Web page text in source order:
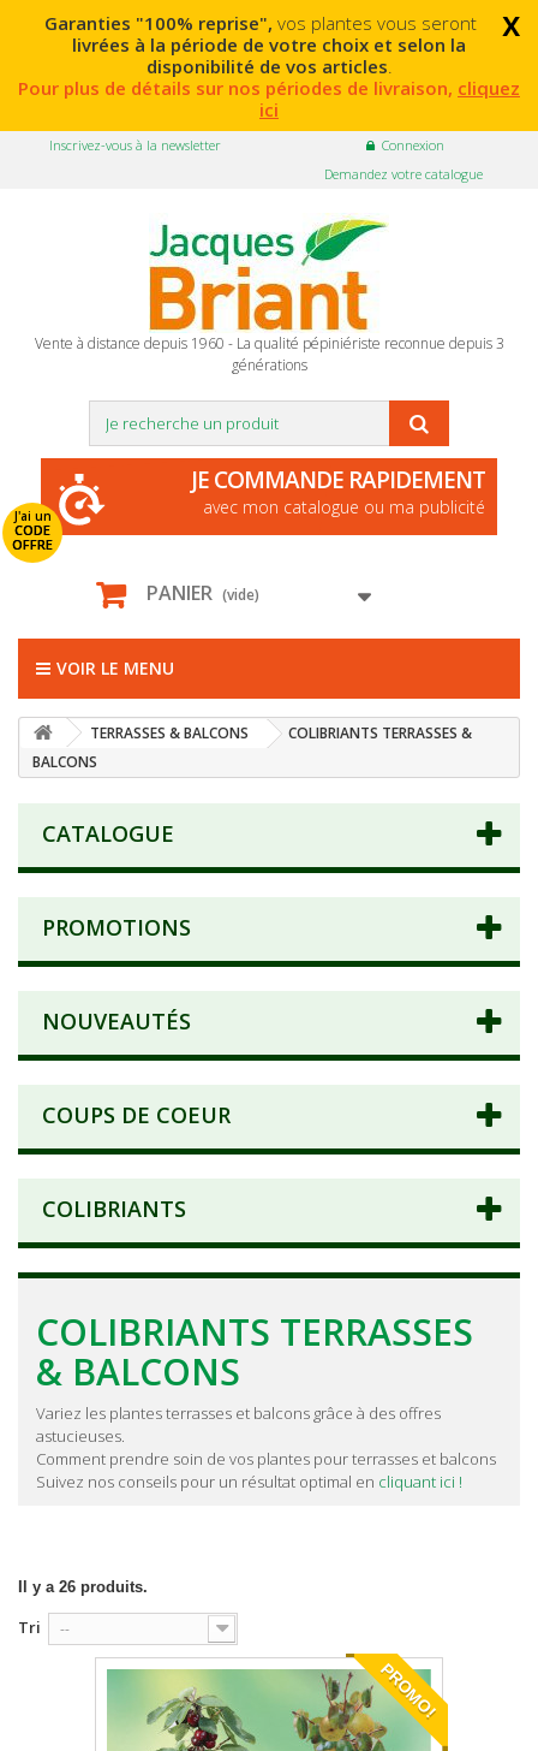
x
Garanties "100% reprise", vos plantes vous seront
livrées à la période de votre choix et selon la
disponibilité de vos articles.
Pour plus de détails sur nos périodes de livraison, cliquez
ici
Connexion
Inscrivez-vous à la newsletter
Demandez votre catalogue
Vente à distance depuis 1960 - La qualité pépiniériste reconnue depuis 3
générations
J'ai un
CODE
OFFRE
JE COMMANDE RAPIDEMENT
avec mon catalogue ou ma publicité
PANIER (vide)
VOIR LE MENU
TERRASSES & BALCONS
COLIBRIANTS TERRASSES &
BALCONS
CATALOGUE
PROMOTIONS
NOUVEAUTÉS
COUPS DE COEUR
COLIBRIANTS
COLIBRIANTS TERRASSES
& BALCONS
Variez les plantes terrasses et balcons grâce à des offres
astucieuses.
Comment prendre soin de vos plantes pour terrasses et balcons
Suivez nos conseils pour un résultat optimal en cliquant ici !
Il y a 26 produits.
Tri --
PROMO!